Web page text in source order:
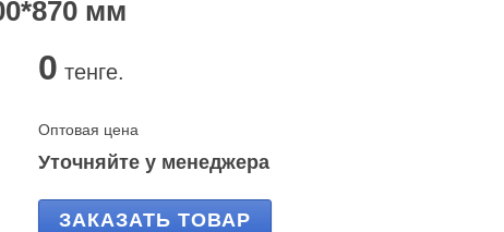
мм
0 тенге.
Оптовая цена
Уточняйте у менеджера
ЗАКАЗАТЬ ТОВАР